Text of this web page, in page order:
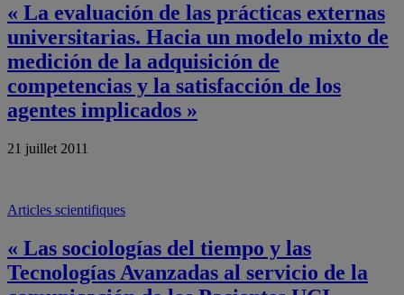
« La evaluación de las prácticas externas
universitarias. Hacia un modelo mixto de
medición de la adquisición de
competencias y la satisfacción de los
agentes implicados »
21 juillet 2011
Articles scientifiques
« Las sociologías del tiempo y las
Tecnologías Avanzadas al servicio de la